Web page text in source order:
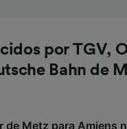
por TGV,
Bahn de
de Metz para Amiens